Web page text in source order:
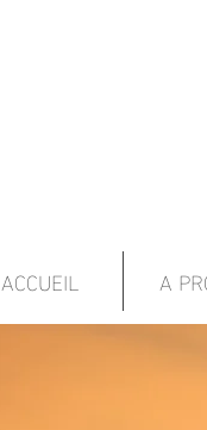
ACCUEIL A